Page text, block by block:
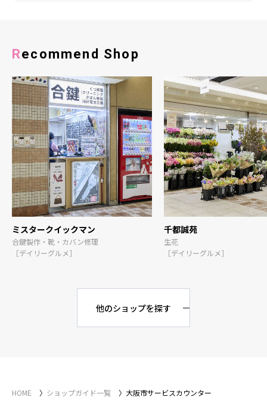
Recommend Shop
ミスタークイックマン
合鍵製作・靴・カバン修理
［デイリーグルメ］
千都誠苑
生花
［デイリーグルメ］
他のショップを探す
HOME ショップガイド一覧 大阪市サービスカウンター